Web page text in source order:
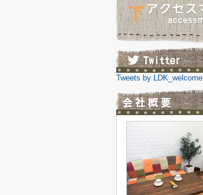
Tweets by LDK_welcome